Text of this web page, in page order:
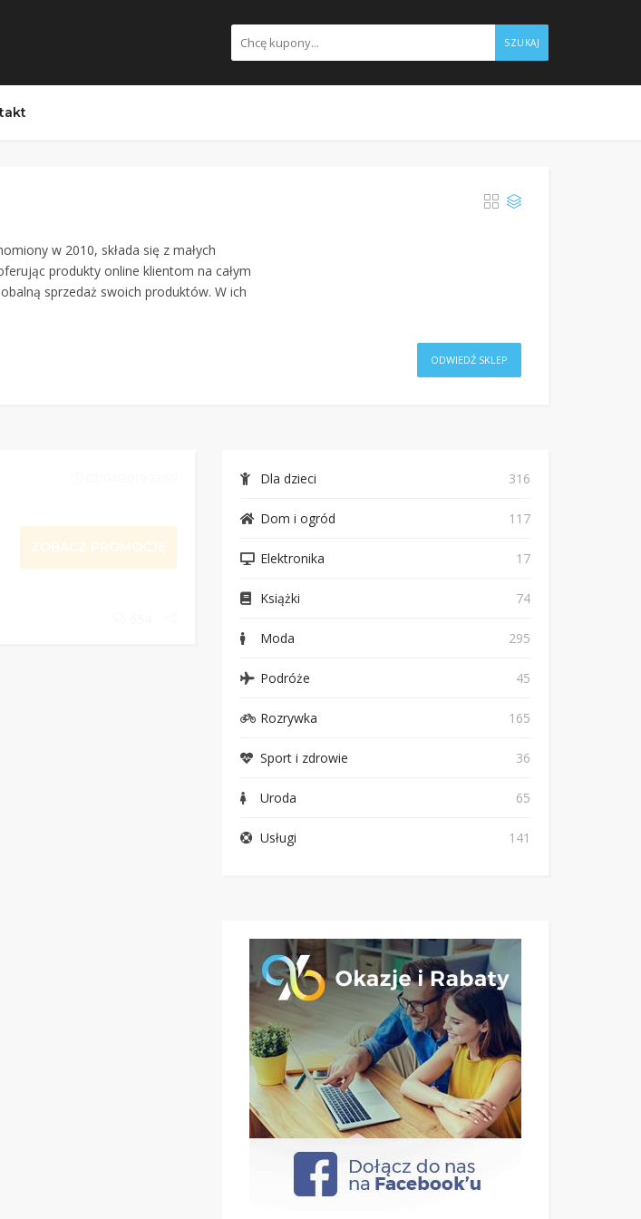
SZUKAJ
w 2010, składa się z małych
produkty online klientom na całym
sprzedaż swoich produktów. W ich
ODWIEDŹ SKLEP
ZOBACZ PROMOCJĘ
Dla dzieci 316
Dom i ogród 117
Elektronika 17
Książki 74
Moda 295
Podróże 45
Rozrywka 165
Sport i zdrowie 36
Uroda 65
Usługi 141